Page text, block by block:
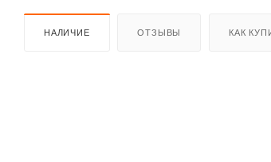
НАЛИЧИЕ ОТЗЫВЫ КАК